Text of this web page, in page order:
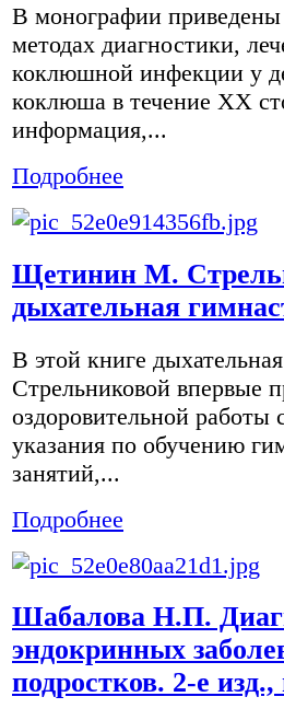
В монографии
методах диагностики,
коклюшной инфекции у
коклюша в течение XX
информация,...
Подробнее
Щетинин М.
дыхательная
В этой книге
Стрельниковой впервые
оздоровительной
указания по обучению
занятий,...
Подробнее
Шабалова Н.П.
эндокринных
подростков. 2-е